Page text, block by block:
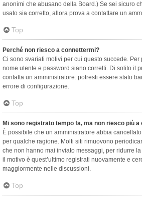
anonimi che abusano della Board.) Se sei sicuro
usato sia corretto, allora prova a contattare un
Top
Perché non riesco a connettermi?
Ci sono svariati motivi per cui questo succede. Per
nome utente e password siano corretti. Di solito il
contatta un amministratore: potresti essere stato
errore di configurazione.
Top
Mi sono registrato tempo fa, ma non riesco più
È possibile che un amministratore abbia
per qualche ragione. Molti siti rimuovono
che non hanno mai inviato messaggi, per ridurre
il motivo è quest’ultimo registrati nuovamente e
maggiormente nelle discussioni.
Top